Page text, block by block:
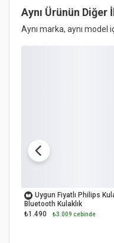
Aynı Ürünün Diğer
Aynı marka, aynı
Uygun Fiyatlı Philips
Bluetooth Kulaklık
₺1.490
₺3.009 cebinde